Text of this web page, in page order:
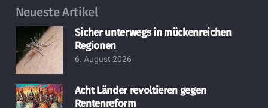
Neueste Artikel
Sicher unterwegs in mückenreichen
Regionen
6. August 2026
Acht Länder revoltieren gegen
Rentenreform